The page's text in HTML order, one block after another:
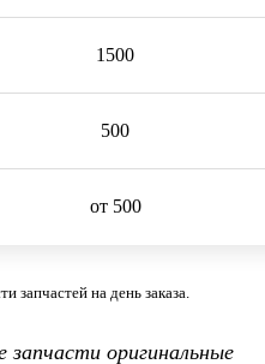
1500
500
от 500
запчастей на день заказа.
оригинальные